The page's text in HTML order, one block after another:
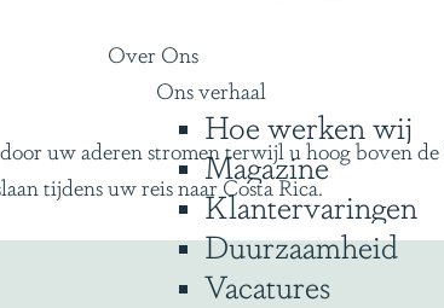
Over Ons
Ons verhaal
Hoe werken wij
Magazine
Klantervaringen
Duurzaamheid
Vacatures
uw aderen stromen terwijl u hoog boven
tijdens uw reis naar Costa Rica.